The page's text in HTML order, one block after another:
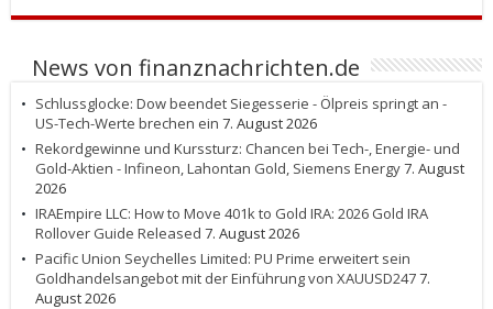
News von finanznachrichten.de
Schlussglocke: Dow beendet Siegesserie - Ölpreis springt an -
US-Tech-Werte brechen ein 7. August 2026
Rekordgewinne und Kurssturz: Chancen bei Tech-, Energie- und
Gold-Aktien - Infineon, Lahontan Gold, Siemens Energy7. August
2026
IRAEmpire LLC: How to Move 401k to Gold IRA: 2026 Gold IRA
Rollover Guide Released 7. August 2026
Pacific Union Seychelles Limited: PU Prime erweitert sein
Goldhandelsangebot mit der Einführung von XAUUSD2477.
August 2026